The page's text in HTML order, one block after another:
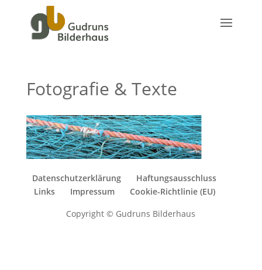
Fotografie & Texte
Datenschutzerklärung
Haftungsausschluss
Links
Impressum
Cookie-Richtlinie (EU)
Copyright © Gudruns Bilderhaus